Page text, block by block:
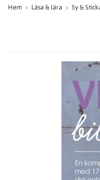
Hem > Läsa & lära > Sy &